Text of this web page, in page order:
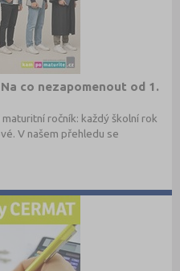
co nezapomenout od 1.
ročník: každý školní rok
V našem přehledu se